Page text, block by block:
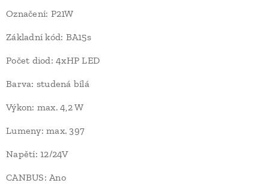
Označení: P21W
Základní kód: BA15s
Počet diod: 4xHP LED
Barva: studená bílá
Výkon: max. 4,2 W
Lumeny: max. 397
Napětí: 12/24V
CANBUS: Ano